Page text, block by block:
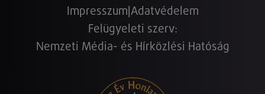
Impresszum Adatvédelem
Felügyeleti szerv:
Nemzeti Média- és Hírközlési Hatóság